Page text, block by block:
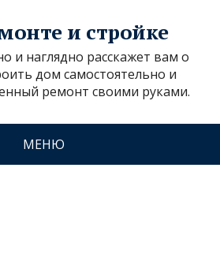
и стройке
и наглядно расскажет вам о
дом самостоятельно и
ремонт своими руками.
МЕНЮ